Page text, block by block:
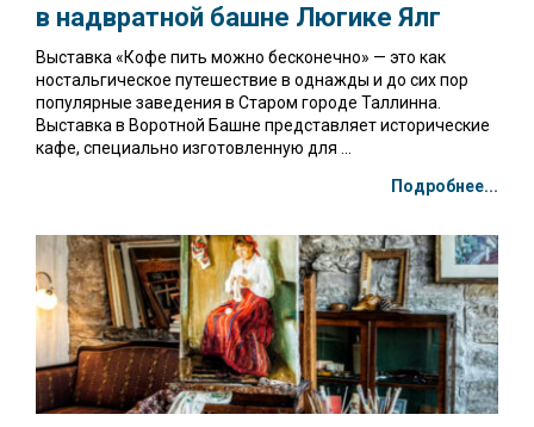
в надвратной башне Люгике Ялг
Выставка «Кофе пить можно бесконечно» — это как
ностальгическое путешествие в однажды и до сих пор
популярные заведения в Старом городе Таллинна.
Выставка в Воротной Башне представляет исторические
кафе, специально изготовленную для ...
Подробнее...